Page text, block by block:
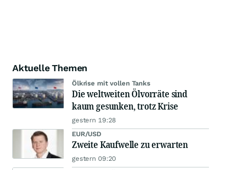
Aktuelle Themen
Ölkrise mit vollen Tanks
Die weltweiten Ölvorräte sind
kaum gesunken, trotz Krise
gestern 19:28
EUR/USD
Zweite Kaufwelle zu erwarten
gestern 09:20